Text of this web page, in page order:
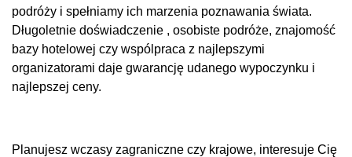
podróży i spełniamy ich marzenia poznawania świata.
Długoletnie doświadczenie , osobiste podróże, znajomość
bazy hotelowej czy wspólpraca z najlepszymi
organizatorami daje gwarancję udanego wypoczynku i
najlepszej ceny.
Planujesz wczasy zagraniczne czy krajowe, interesuje Cię